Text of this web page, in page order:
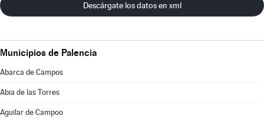
Descárgate los datos en xml
Municipios de Palencia
Abarca de Campos
Abia de las Torres
Aguilar de Campoo